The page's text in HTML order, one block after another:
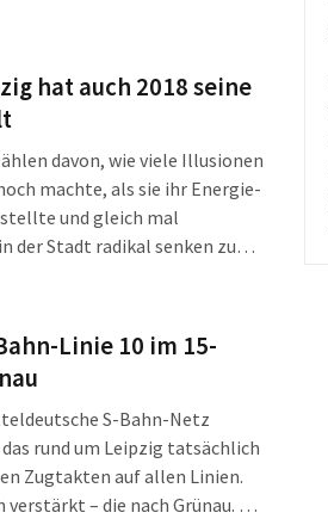
Die ausgelosten Bürger
Leuschner-Platz aus.
hat auch 2018 seine
davon, wie viele Illusionen
machte, als sie ihr Energie-
und gleich mal
der Stadt radikal senken zu
die Maßnahme im Papier
die Meldung der Stadt
Linie 10 im 15-
S-Bahn-Netz
rund um Leipzig tatsächlich
Zugtakten auf allen Linien.
– die nach Grünau. Die